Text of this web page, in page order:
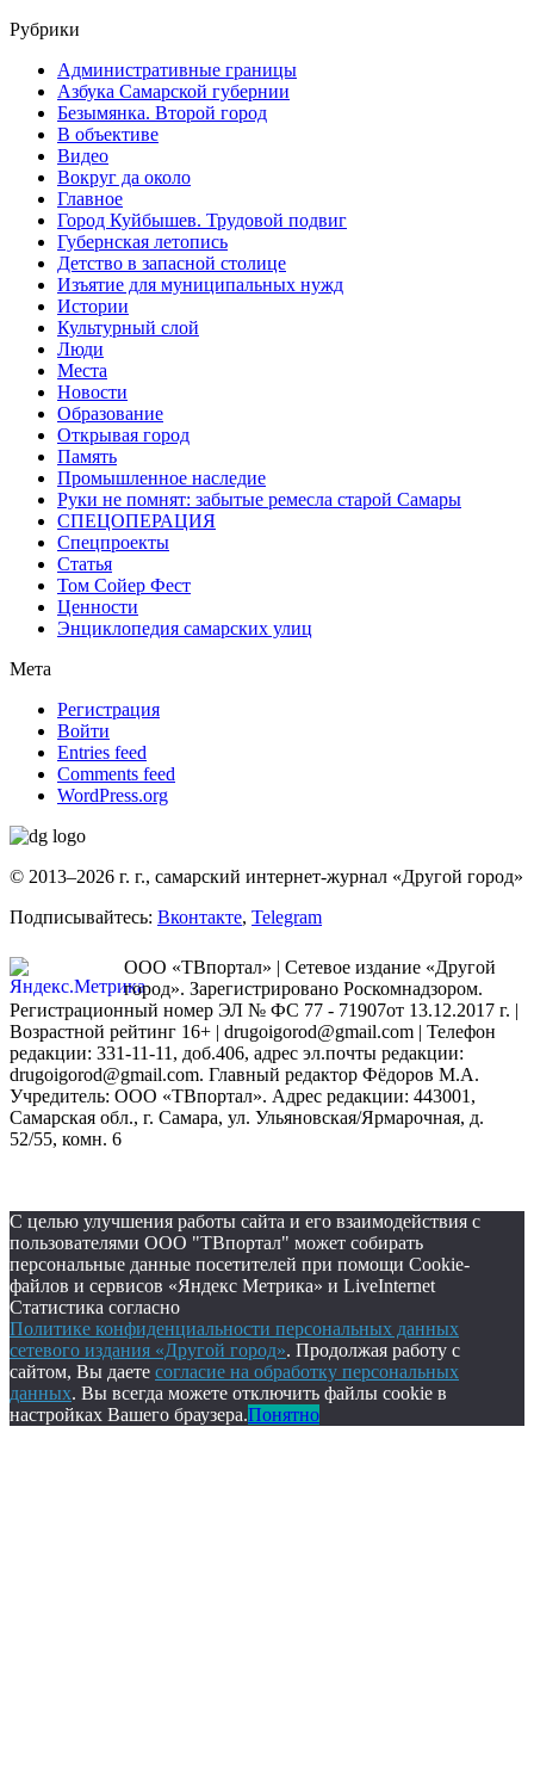
Рубрики
Административные границы
Азбука Самарской губернии
Безымянка. Второй город
В объективе
Видео
Вокруг да около
Главное
Город Куйбышев. Трудовой подвиг
Губернская летопись
Детство в запасной столице
Изъятие для муниципальных нужд
Истории
Культурный слой
Люди
Места
Новости
Образование
Открывая город
Память
Промышленное наследие
Руки не помнят: забытые ремесла старой Самары
СПЕЦОПЕРАЦИЯ
Спецпроекты
Статья
Том Сойер Фест
Ценности
Энциклопедия самарских улиц
Мета
Регистрация
Войти
Entries feed
Comments feed
WordPress.org
© 2013–2026 г. г., самарский интернет-журнал «Другой город»
Подписывайтесь: Вконтакте, Telegram
ООО «ТВпортал» | Сетевое издание «Другой
город». Зарегистрировано Роскомнадзором.
Регистрационный номер ЭЛ № ФС 77 - 71907от 13.12.2017 г. |
Возрастной рейтинг 16+ | drugoigorod@gmail.com | Телефон
редакции: 331-11-11, доб.406, адрес эл.почты редакции:
drugoigorod@gmail.com. Главный редактор Фёдоров М.А.
Учредитель: ООО «ТВпортал». Адрес редакции: 443001,
Самарская обл., г. Самара, ул. Ульяновская/Ярмарочная, д.
52/55, комн. 6
С целью улучшения работы сайта и его взаимодействия с
пользователями ООО "ТВпортал" может собирать
персональные данные посетителей при помощи Cookie-
файлов и сервисов «Яндекс Метрика» и LiveInternet
Статистика согласно
Политике конфиденциальности персональных данных
сетевого издания «Другой город». Продолжая работу с
сайтом, Вы даете согласие на обработку персональных
данных. Вы всегда можете отключить файлы cookie в
настройках Вашего браузера.Понятно